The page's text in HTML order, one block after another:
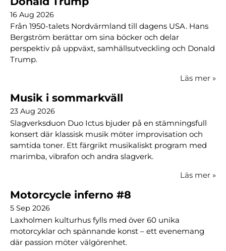
16 Aug 2026
Från 1950-talets Nordvärmland till dagens USA. Hans
Bergström berättar om sina böcker och delar
perspektiv på uppväxt, samhällsutveckling och Donald
Trump.
Läs mer »
Musik i sommarkväll
23 Aug 2026
Slagverksduon Duo Ictus bjuder på en stämningsfull
konsert där klassisk musik möter improvisation och
samtida toner. Ett färgrikt musikaliskt program med
marimba, vibrafon och andra slagverk.
Läs mer »
Motorcycle inferno #8
5 Sep 2026
Laxholmen kulturhus fylls med över 60 unika
motorcyklar och spännande konst – ett evenemang
där passion möter välgörenhet.